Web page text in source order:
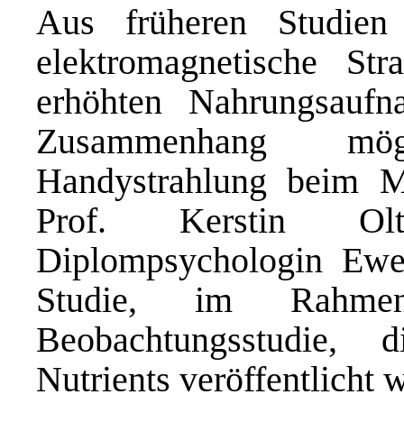
Aus früheren
elektromagnetische
erhöhten
Zusammenhang
Handystrahlung beim
Prof. Kerstin
Diplompsychologin
Studie, im
Nutrients veröffentlicht